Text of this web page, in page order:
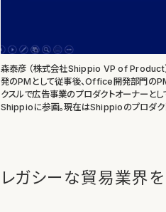
森泰彦 （株式会社Shippio VP of Product
発のPMとして従事後、Office開発部門の
クスルで広告事業のプロダクトオーナーと
Shippioに参画。現在はShippioのプロダク
レガシーな貿易業界を